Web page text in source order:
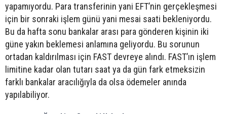
yapamıyordu. Para transferinin yani EFT’nin gerçekleşmesi
için bir sonraki işlem günü yani mesai saati bekleniyordu.
Bu da hafta sonu bankalar arası para gönderen kişinin iki
güne yakın beklemesi anlamına geliyordu. Bu sorunun
ortadan kaldırılması için FAST devreye alındı. FAST’ın işlem
limitine kadar olan tutarı saat ya da gün fark etmeksizin
farklı bankalar aracılığıyla da olsa ödemeler anında
yapılabiliyor.